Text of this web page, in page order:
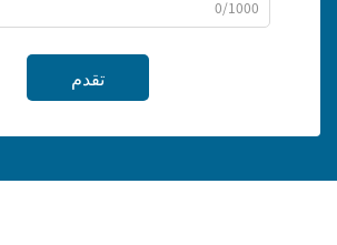
0/1000
تقدم